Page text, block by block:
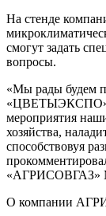
На стенде
смогут задать
вопросы.
«Мы рады будем
«ЦВЕТЫЭКСПО» и
мероприятия
хозяйства,
способствовуя
«АГРИСОВГАЗ»
О компании